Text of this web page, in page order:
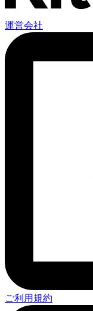
運営会社
ご利用規約